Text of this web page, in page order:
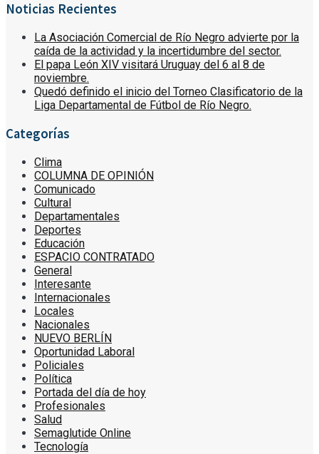
Noticias Recientes
La Asociación Comercial de Río Negro advierte por la
caída de la actividad y la incertidumbre del sector.
El papa León XIV visitará Uruguay del 6 al 8 de
noviembre.
Quedó definido el inicio del Torneo Clasificatorio de la
Liga Departamental de Fútbol de Río Negro.
Categorías
Clima
COLUMNA DE OPINIÓN
Comunicado
Cultural
Departamentales
Deportes
Educación
ESPACIO CONTRATADO
General
Interesante
Internacionales
Locales
Nacionales
NUEVO BERLÍN
Oportunidad Laboral
Policiales
Política
Portada del día de hoy
Profesionales
Salud
Semaglutide Online
Tecnología